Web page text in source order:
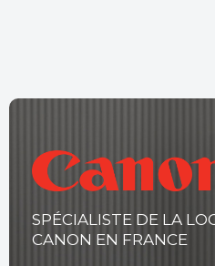
SPÉCIALISTE DE LA
CANON EN FRANCE